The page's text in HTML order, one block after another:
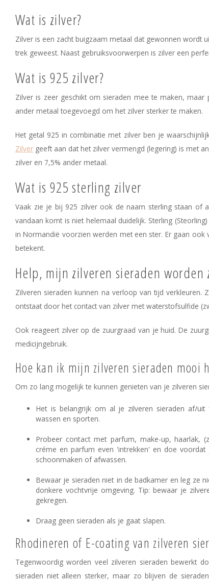
Wat is zilver?
Zilver is een zacht buigzaam metaal dat gewonnen wordt
trek geweest. Naast gebruiksvoorwerpen is zilver een
Wat is 925 zilver?
Zilver is zeer geschikt om sieraden mee te maken,
ander metaal toegevoegd om het zilver sterker te maken.
Het getal 925 in combinatie met zilver ben je
Zilver geeft aan dat het zilver vermengd (legering) is met
zilver en 7,5% ander metaal.
Wat is 925 sterling zilver
Vaak zie je bij 925 zilver ook de naam sterling staan of
vandaan komt is niet helemaal duidelijk. Sterling
in Normandië voorzien werden met een ster. Er gaan ook
betekent.
Help, mijn zilveren sieraden worden
Zilveren sieraden kunnen na verloop van tijd
ontstaat door het contact van zilver met waterstofsulfide
Ook reageert zilver op de zuurgraad van je huid. De
medicijngebruik.
Hoe kan ik mijn zilveren sieraden mooi
Om zo lang mogelijk te kunnen genieten van je zilveren
Het is belangrijk om al je zilveren sieraden af/
wassen en sporten.
Probeer contact met parfum, make-up, haarlak,
créme en parfum even 'intrekken' en doe
schoonmaken of afwassen.
Bewaar je sieraden niet in de badkamer en leg ze
donkere vochtvrije omgeving. Tip: bewaar je
gekregen.
Draag geen sieraden als je gaat slapen.
Rhodineren of E-coating van zilveren
Tegenwoordig worden veel zilveren sieraden bewerkt
sieraden niet alleen sterker, maar zo blijven de